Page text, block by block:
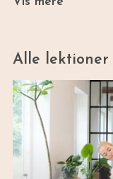
minutter, og
Alle lektioner